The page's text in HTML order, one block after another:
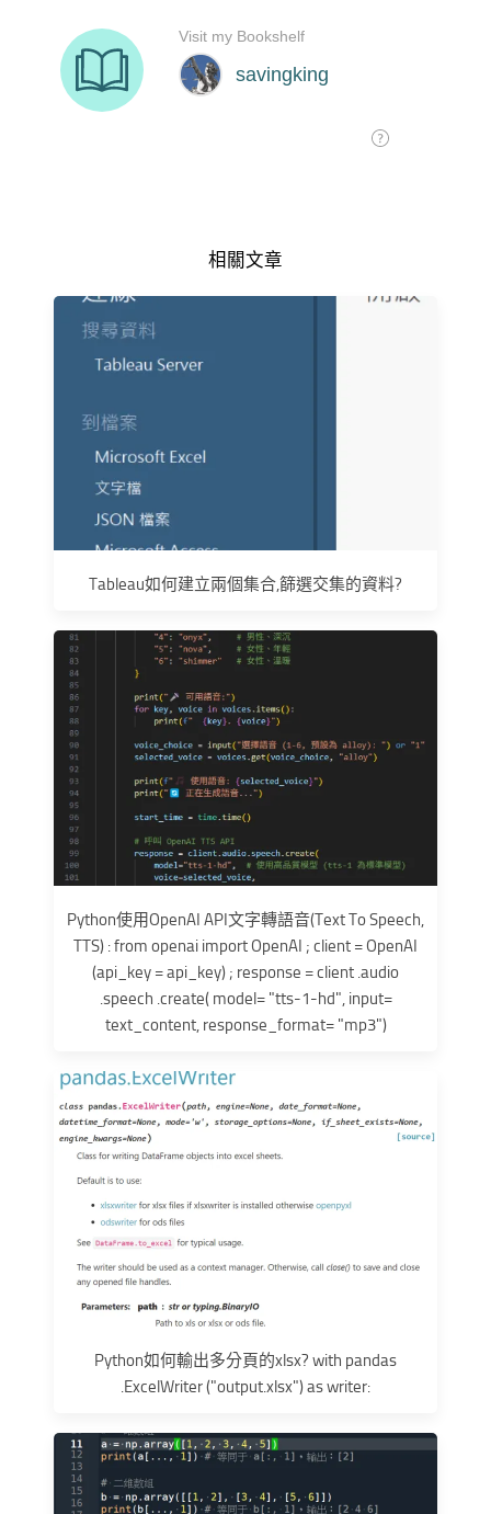
相關文章
Tableau如何建立兩個集合,篩選交集的資料?
Python使用OpenAI API文字轉語音(Text To Speech,
TTS) : from openai import OpenAI ; client = OpenAI
(api_key = api_key) ; response = client .audio
.speech .create( model= "tts-1-hd", input=
text_content, response_format= "mp3")
Python如何輸出多分頁的xlsx? with pandas
.ExcelWriter ("output.xlsx") as writer: